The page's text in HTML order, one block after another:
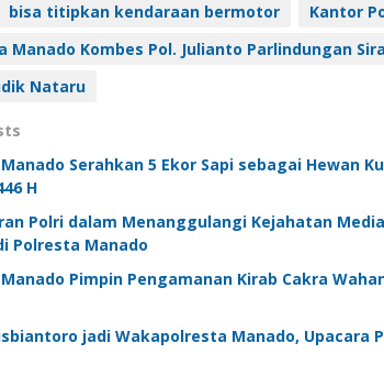
bisa titipkan kendaraan bermotor
Kantor
Manado Kombes Pol. Julianto Parlindungan
Nataru
Serahkan 5 Ekor Sapi sebagai Hewan
H
Polri dalam Menanggulangi Kejahatan
Polresta Manado
Pimpin Pengamanan Kirab Cakra
jadi Wakapolresta Manado, Upacara